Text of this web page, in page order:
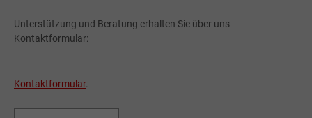
Unterstützung und Beratung erhalten Sie über uns
Kontaktformular:
Kontaktformular.